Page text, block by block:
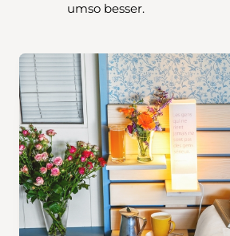
umso besser.